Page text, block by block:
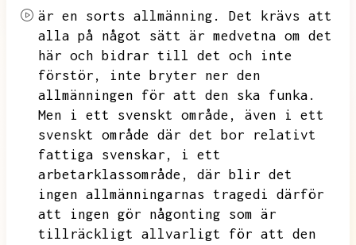
är en sorts allmänning.
Det krävs att
alla på något sätt är medvetna om det
här och bidrar till det och inte
förstör,
inte bryter ner den
allmänningen för att den ska funka.
Men i ett svenskt område,
även i ett
svenskt område där det bor relativt
fattiga svenskar,
i ett
arbetarklassområde,
där blir det
ingen allmänningarnas tragedi därför
att ingen gör någonting som är
tillräckligt allvarligt för att den